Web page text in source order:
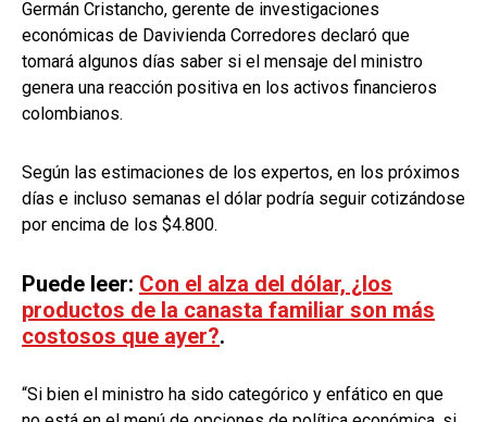
Germán Cristancho, gerente de investigaciones
económicas de Davivienda Corredores declaró que
tomará algunos días saber si el mensaje del ministro
genera una reacción positiva en los activos financieros
colombianos.
Según las estimaciones de los expertos, en los próximos
días e incluso semanas el dólar podría seguir cotizándose
por encima de los $4.800.
Puede leer: Con el alza del dólar, ¿los
productos de la canasta familiar son más
costosos que ayer?.
“Si bien el ministro ha sido categórico y enfático en que